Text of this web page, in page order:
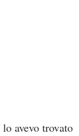
lo avevo trovato